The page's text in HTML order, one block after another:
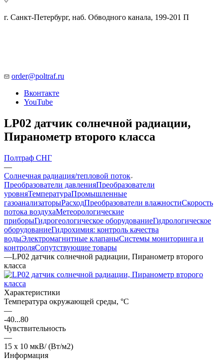
г. Санкт-Петербург, наб. Обводного канала, 199-201 П
order@poltraf.ru
Вконтакте
YouTube
LP02 датчик солнечной радиации,
Пиранометр второго класса
Полтраф СНГ
—
Солнечная радиация/тепловой поток
Преобразователи давленияПреобразователи
уровняТемператураПромышленные
газоанализаторыРасходПреобразователи влажностиСкорость
потока воздухаМетеорологические
приборыГидрогеологическое оборудованиеГидрологическое
оборудованиеГидрохимия: контроль качества
водыЭлектромагнитные клапаныСистемы мониторинга и
контроляСопутствующие товары
—LP02 датчик солнечной радиации, Пиранометр второго
класса
Характеристики
Температура окружающей среды, °С
—
-40...80
Чувствительность
—
15 x 10 мкВ/ (Вт/м2)
Информация